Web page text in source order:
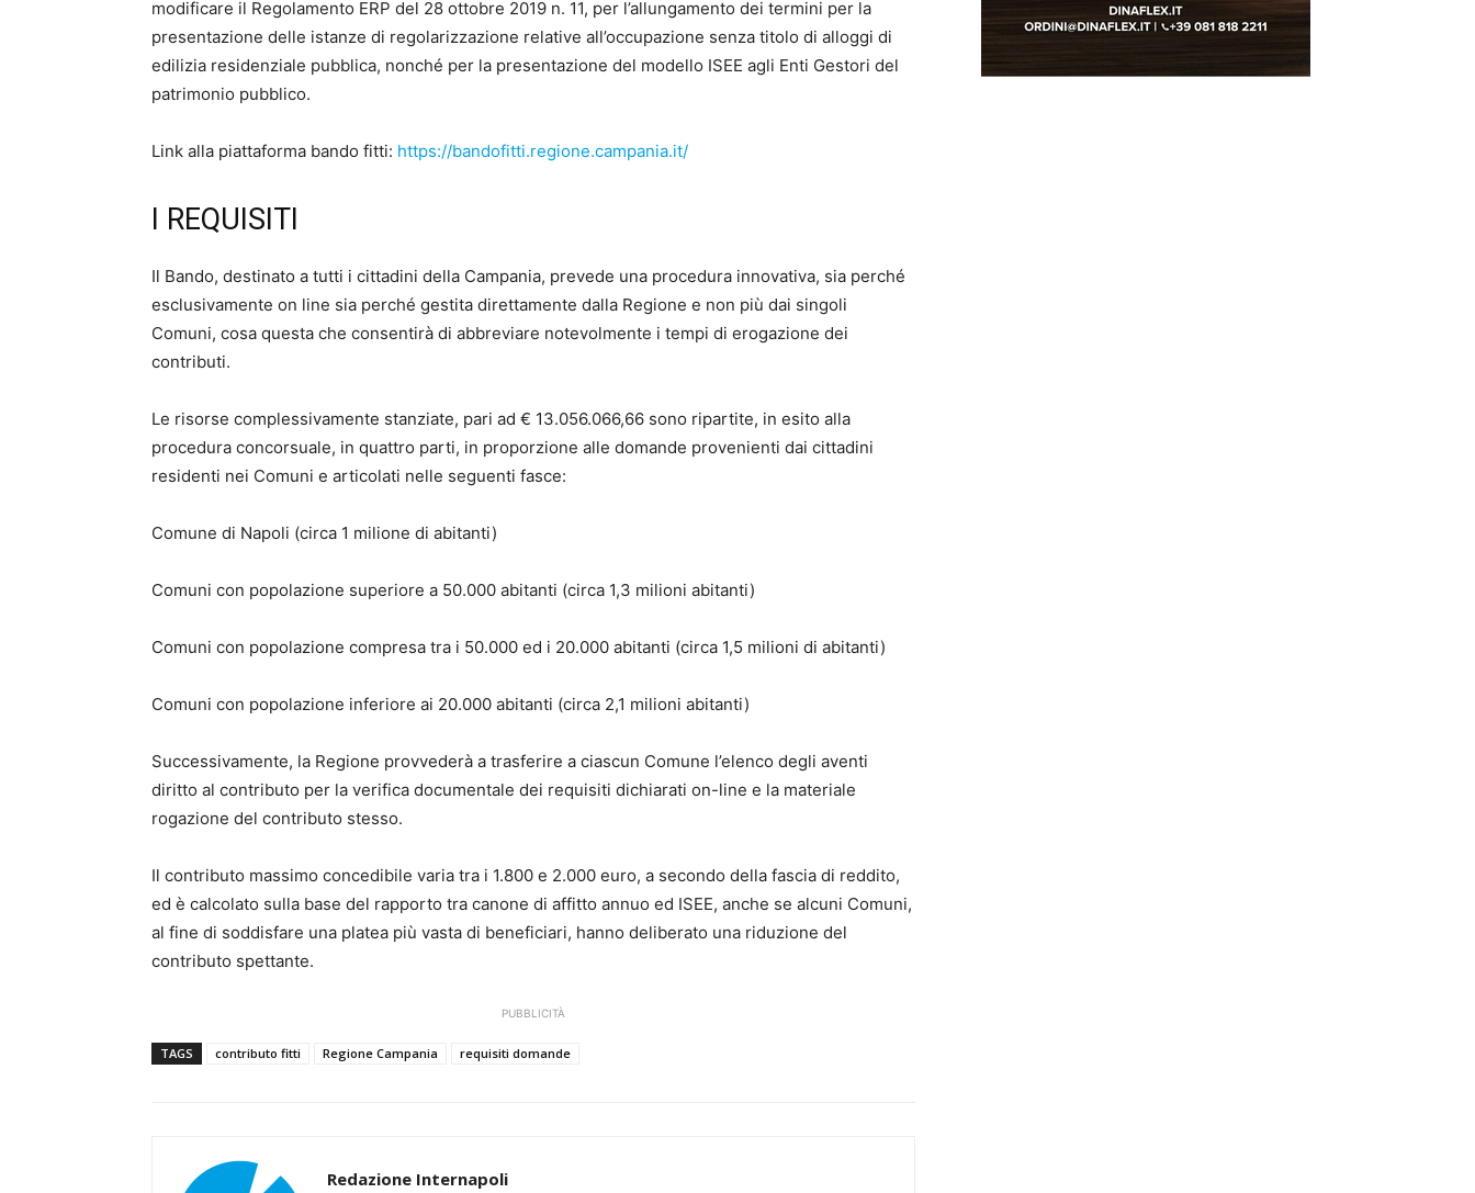
modificare il Regolamento ERP del 28 ottobre 2019 n. 11, per l’allungamento dei termini per la
presentazione delle istanze di regolarizzazione relative all’occupazione senza titolo di alloggi di
edilizia residenziale pubblica, nonché per la presentazione del modello ISEE agli Enti Gestori del
patrimonio pubblico.
Link alla piattaforma bando fitti: https://bandofitti.regione.campania.it/
I REQUISITI
Il Bando, destinato a tutti i cittadini della Campania, prevede una procedura innovativa, sia perché
esclusivamente on line sia perché gestita direttamente dalla Regione e non più dai singoli
Comuni, cosa questa che consentirà di abbreviare notevolmente i tempi di erogazione dei
contributi.
Le risorse complessivamente stanziate, pari ad € 13.056.066,66 sono ripartite, in esito alla
procedura concorsuale, in quattro parti, in proporzione alle domande provenienti dai cittadini
residenti nei Comuni e articolati nelle seguenti fasce:
Comune di Napoli (circa 1 milione di abitanti)
Comuni con popolazione superiore a 50.000 abitanti (circa 1,3 milioni abitanti)
Comuni con popolazione compresa tra i 50.000 ed i 20.000 abitanti (circa 1,5 milioni di abitanti)
Comuni con popolazione inferiore ai 20.000 abitanti (circa 2,1 milioni abitanti)
Successivamente, la Regione provvederà a trasferire a ciascun Comune l’elenco degli aventi
diritto al contributo per la verifica documentale dei requisiti dichiarati on-line e la materiale
rogazione del contributo stesso.
Il contributo massimo concedibile varia tra i 1.800 e 2.000 euro, a secondo della fascia di reddito,
ed è calcolato sulla base del rapporto tra canone di affitto annuo ed ISEE, anche se alcuni Comuni,
al fine di soddisfare una platea più vasta di beneficiari, hanno deliberato una riduzione del
contributo spettante.
PUBBLICITÀ
TAGS contributo fitti Regione Campania requisiti domande
Redazione Internapoli